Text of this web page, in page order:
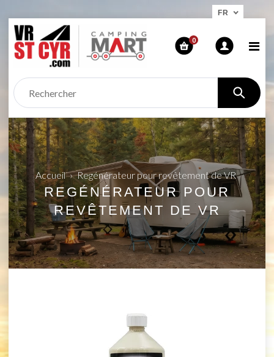
0
Accueil › Regénérateur pour revêtement de VR
REGÉNÉRATEUR POUR
REVÊTEMENT DE VR
FR